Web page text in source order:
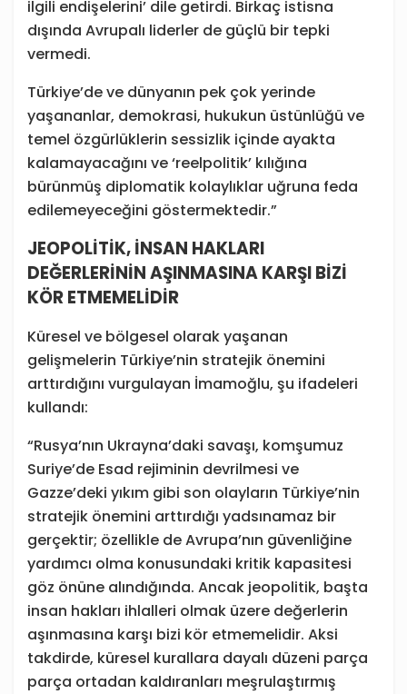
ilgili endişelerini’ dile getirdi. Birkaç istisna
dışında Avrupalı liderler de güçlü bir tepki
vermedi.
Türkiye’de ve dünyanın pek çok yerinde
yaşananlar, demokrasi, hukukun üstünlüğü ve
temel özgürlüklerin sessizlik içinde ayakta
kalamayacağını ve ‘reelpolitik’ kılığına
bürünmüş diplomatik kolaylıklar uğruna feda
edilemeyeceğini göstermektedir.”
JEOPOLİTİK, İNSAN HAKLARI
DEĞERLERİNİN AŞINMASINA KARŞI BİZİ
KÖR ETMEMELİDİR
Küresel ve bölgesel olarak yaşanan
gelişmelerin Türkiye’nin stratejik önemini
arttırdığını vurgulayan İmamoğlu, şu ifadeleri
kullandı:
“Rusya’nın Ukrayna’daki savaşı, komşumuz
Suriye’de Esad rejiminin devrilmesi ve
Gazze’deki yıkım gibi son olayların Türkiye’nin
stratejik önemini arttırdığı yadsınamaz bir
gerçektir; özellikle de Avrupa’nın güvenliğine
yardımcı olma konusundaki kritik kapasitesi
göz önüne alındığında. Ancak jeopolitik, başta
insan hakları ihlalleri olmak üzere değerlerin
aşınmasına karşı bizi kör etmemelidir. Aksi
takdirde, küresel kurallara dayalı düzeni parça
parça ortadan kaldıranları meşrulaştırmış